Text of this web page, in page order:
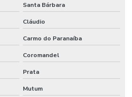
Santa Bárbara
Cláudio
Carmo do Paranaíba
Coromandel
Prata
Mutum